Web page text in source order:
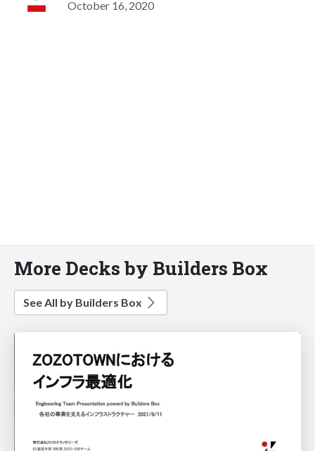
October 16, 2020
More Decks by Builders Box
See All by Builders Box